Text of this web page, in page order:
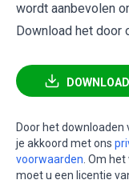
wordt aanbevolen
Download het door
Door het
je akkoord met ons
voorwaarden. Om
moet u een licentie